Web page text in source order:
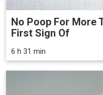
No Poop For More
First Sign Of
6 h 31 min